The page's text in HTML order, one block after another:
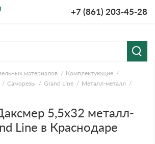
+7 (861) 203-45-28
материалов
Комплектующие
Саморезы Grand Line
Металл-металл
5,5х32 металл-
Line в Краснодаре